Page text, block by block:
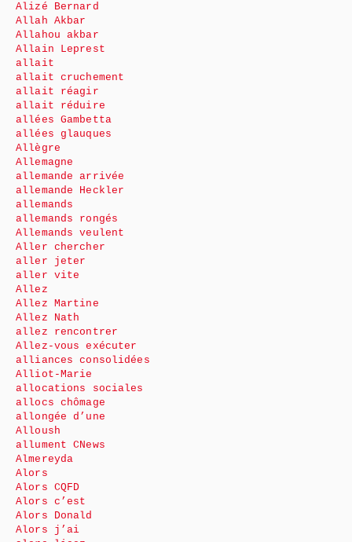
Alizé Bernard
Allah Akbar
Allahou akbar
Allain Leprest
allait
allait cruchement
allait réagir
allait réduire
allées Gambetta
allées glauques
Allègre
Allemagne
allemande arrivée
allemande Heckler
allemands
allemands rongés
Allemands veulent
Aller chercher
aller jeter
aller vite
Allez
Allez Martine
Allez Nath
allez rencontrer
Allez-vous exécuter
alliances consolidées
Alliot-Marie
allocations sociales
allocs chômage
allongée d’une
Alloush
allument CNews
Almereyda
Alors
Alors CQFD
Alors c’est
Alors Donald
Alors j’ai